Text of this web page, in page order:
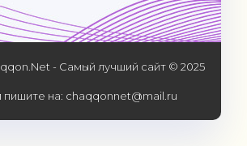
- Самый лучший сайт © 2025
на: chaqqonnet@mail.ru